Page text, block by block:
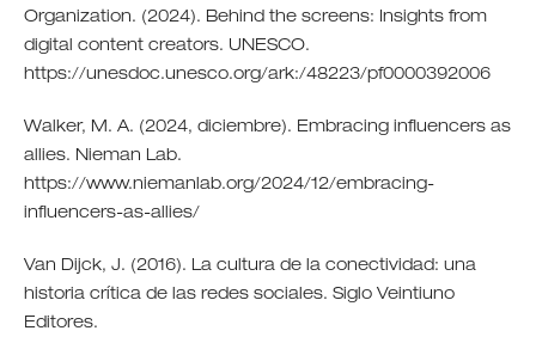
Organization. (2024). Behind the screens: Insights from
digital content creators. UNESCO.
https://unesdoc.unesco.org/ark:/48223/pf0000392006
Walker, M. A. (2024, diciembre). Embracing influencers as
allies. Nieman Lab.
https://www.niemanlab.org/2024/12/embracing-
influencers-as-allies/
Van Dijck, J. (2016). La cultura de la conectividad: una
historia crítica de las redes sociales. Siglo Veintiuno
Editores.